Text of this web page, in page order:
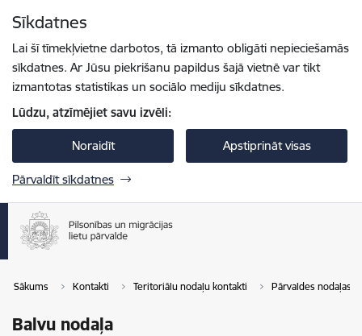
Sīkdatnes
Lai šī tīmekļvietne darbotos, tā izmanto obligāti nepieciešamās
sīkdatnes. Ar Jūsu piekrišanu papildus šajā vietnē var tikt
izmantotas statistikas un sociālo mediju sīkdatnes.
Lūdzu, atzīmējiet savu izvēli:
Noraidīt Apstiprināt visas
Pārvaldīt sīkdatnes
Sākums Kontakti Teritoriālu nodaļu kontakti Pārvaldes nodaļas
Balvu nodaļa